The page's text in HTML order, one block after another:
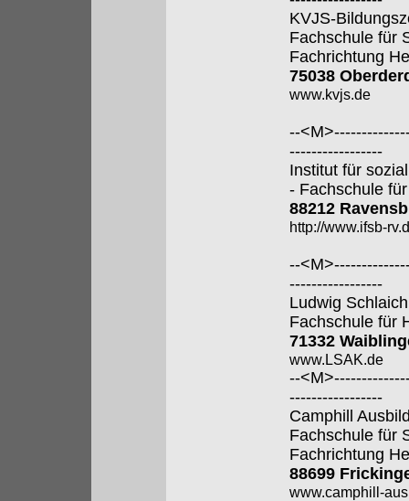
KVJS-
Fachschule für
Fachrichtung
75038
www.kvjs.de
--
-----------------
Institut für
- Fachschule
88212
http://www.ifsb-
--
-----------------
Ludwig
Fachschule für
71332
www.LSAK.de
--
-----------------
Camphill
Fachschule für
Fachrichtung
88699
www.camphill-